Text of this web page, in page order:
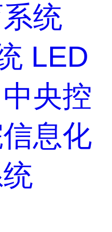
统
LED
中央控
息化